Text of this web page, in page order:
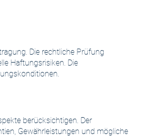
Die rechtliche Prüfung
Haftungsrisiken. Die
berücksichtigen. Der
Gewährleistungen und mögliche